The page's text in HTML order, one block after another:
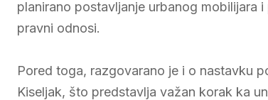
planirano postavljanje urbanog mobilijara
pravni odnosi.
Pored toga, razgovarano je i o nastavku
Kiseljak, što predstavlja važan korak ka